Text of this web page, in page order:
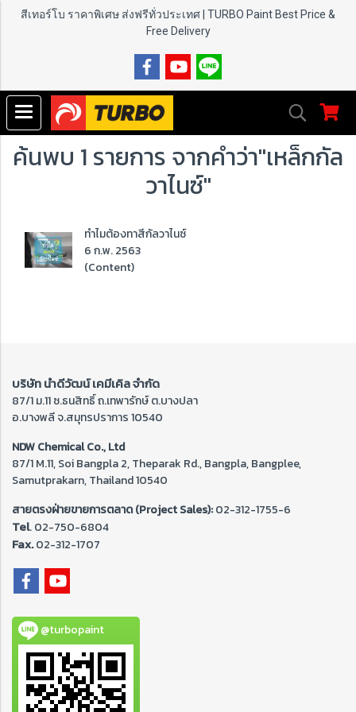
สีเทอร์โบ ราคาพิเศษ ส่งฟรีทั่วประเทศ | TURBO Paint Best Price &
Free Delivery
ค้นพบ 1 รายการ จากคำว่า"เหล็กกัล
วาไนซ์"
ทำไมต้องทาสีกัลวาไนซ์
6 ก.พ. 2563
(Content)
บริษัท นำดีวัฒน์ เคมีเคิล จำกัด
87/1 ม.11 ซ.ธนสิทธิ์ ถ.เทพารักษ์ ต.บางปลา
อ.บางพลี จ.สมุทรปราการ 10540
NDW Chemical Co., Ltd
87/1 M.11, Soi Bangpla 2, Theparak Rd., Bangpla, Bangplee,
Samutprakarn, Thailand 10540
สายตรงฝ่ายขายการตลาด (Project Sales):02-312-1755-6
Tel. 02-750-6804
Fax.02-312-1707
@turbopaint